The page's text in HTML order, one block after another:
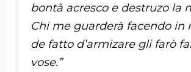
bontà acresco e destruzo la
Chi me guarderà facendo in
de fatto d’armizare gli farò
vose.”